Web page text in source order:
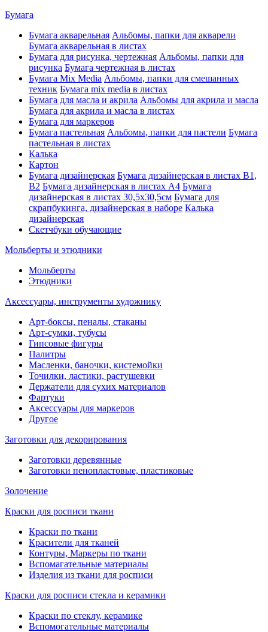
Бумага
Бумага акварельная Альбомы, папки для акварели
Бумага акварельная в листах
Бумага для рисунка, чертежная Альбомы, папки для
рисунка Бумага чертежная в листах
Бумага Mix Media Альбомы, папки для смешанных
техник Бумага mix media в листах
Бумага для масла и акрила Альбомы для акрила и масла
Бумага для акрила и масла в листах
Бумага для маркеров
Бумага пастельная Альбомы, папки для пастели Бумага
пастельная в листах
Калька
Картон
Бумага дизайнерская Бумага дизайнерская в листах В1,
В2 Бумага дизайнерская в листах А4 Бумага
дизайнерская в листах 30,5х30,5см Бумага для
скрапбукинга, дизайнерская в наборе Калька
дизайнерская
Скетчбуки обучающие
Мольберты и этюдники
Мольберты
Этюдники
Аксессуары, инструменты художнику
Арт-боксы, пеналы, стаканы
Арт-сумки, тубусы
Гипсовые фигуры
Палитры
Масленки, баночки, кистемойки
Точилки, ластики, растушевки
Держатели для сухих материалов
Фартуки
Аксессуары для маркеров
Другое
Заготовки для декорирования
Заготовки деревянные
Заготовки пенопластовые, пластиковые
Золочение
Краски для росписи ткани
Краски по ткани
Красители для тканей
Контуры, Маркеры по ткани
Вспомагательные материалы
Изделия из ткани для росписи
Краски для росписи стекла и керамики
Краски по стеклу, керамике
Вспомогательные материалы